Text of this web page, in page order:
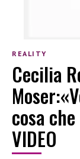
REALITY
Cecilia
cosa
VIDEO